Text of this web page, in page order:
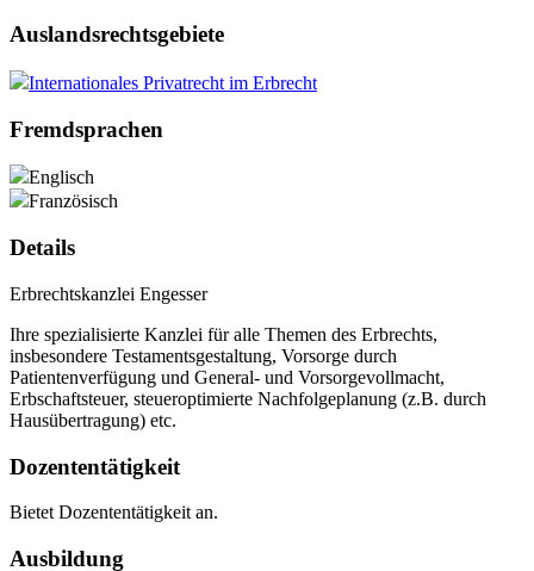
Auslandsrechtsgebiete
Internationales Privatrecht im Erbrecht
Fremdsprachen
Englisch
Französisch
Details
Erbrechtskanzlei Engesser
Ihre spezialisierte Kanzlei für alle Themen des Erbrechts,
insbesondere Testamentsgestaltung, Vorsorge durch
Patientenverfügung und General- und Vorsorgevollmacht,
Erbschaftsteuer, steueroptimierte Nachfolgeplanung (z.B. durch
Hausübertragung) etc.
Dozententätigkeit
Bietet Dozententätigkeit an.
Ausbildung